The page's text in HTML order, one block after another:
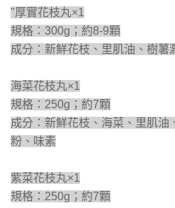
"厚實花枝丸×1
規格：300g；約8-9顆
成分：新鮮花枝、里肌油、樹薯
海菜花枝丸×1
規格：250g；約7顆
成分：新鮮花枝、海菜、里肌油
粉、味素
紫菜花枝丸×1
規格：250g；約7顆